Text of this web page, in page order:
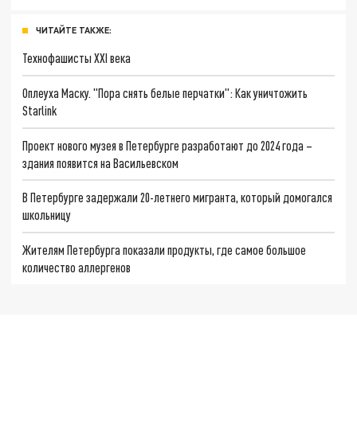
ЧИТАЙТЕ ТАКЖЕ:
Технофашисты XXI века
Оплеуха Маску. "Пора снять белые перчатки": Как уничтожить
Starlink
Проект нового музея в Петербурге разработают до 2024 года –
здания появится на Васильевском
В Петербурге задержали 20-летнего мигранта, который домогался
школьницу
Жителям Петербурга показали продукты, где самое большое
количество аллергенов